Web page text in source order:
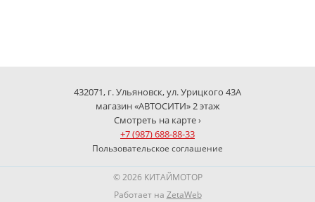
432071, г. Ульяновск, ул. Урицкого 43А
магазин «АВТОСИТИ» 2 этаж
Смотреть на карте ›
+7 (987) 688-88-33
Пользовательское соглашение
© 2026 КИТАЙМОТОР
Работает на ZetaWeb